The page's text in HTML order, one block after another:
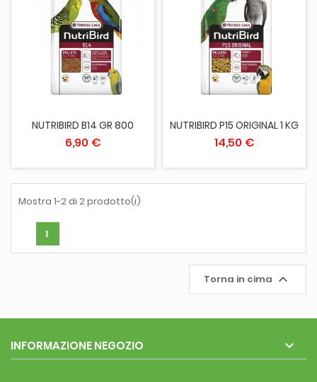
NUTRIBIRD B14 GR 800
6,90 €
NUTRIBIRD P15 ORIGINAL 1 KG
14,50 €
Mostra 1-2 di 2 prodotto(i)
1
Torna in cima 
INFORMAZIONE NEGOZIO 